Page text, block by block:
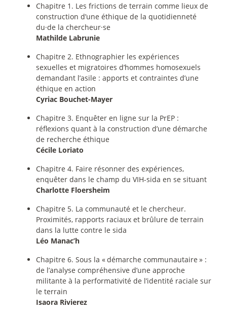
Chapitre 1. Les frictions de terrain comme lieux de
construction d’une éthique de la quotidienneté
du·de la chercheur·se
Mathilde Labrunie
Chapitre 2. Ethnographier les expériences
sexuelles et migratoires d’hommes homosexuels
demandant l’asile : apports et contraintes d’une
éthique en action
Cyriac Bouchet-Mayer
Chapitre 3. Enquêter en ligne sur la PrEP :
réflexions quant à la construction d’une démarche
de recherche éthique
Cécile Loriato
Chapitre 4. Faire résonner des expériences,
enquêter dans le champ du VIH-sida en se situant
Charlotte Floersheim
Chapitre 5. La communauté et le chercheur.
Proximités, rapports raciaux et brûlure de terrain
dans la lutte contre le sida
Léo Manac’h
Chapitre 6. Sous la «démarche communautaire » :
de l’analyse compréhensive d’une approche
militante à la performativité de l’identité raciale sur
le terrain
Isaora Rivierez